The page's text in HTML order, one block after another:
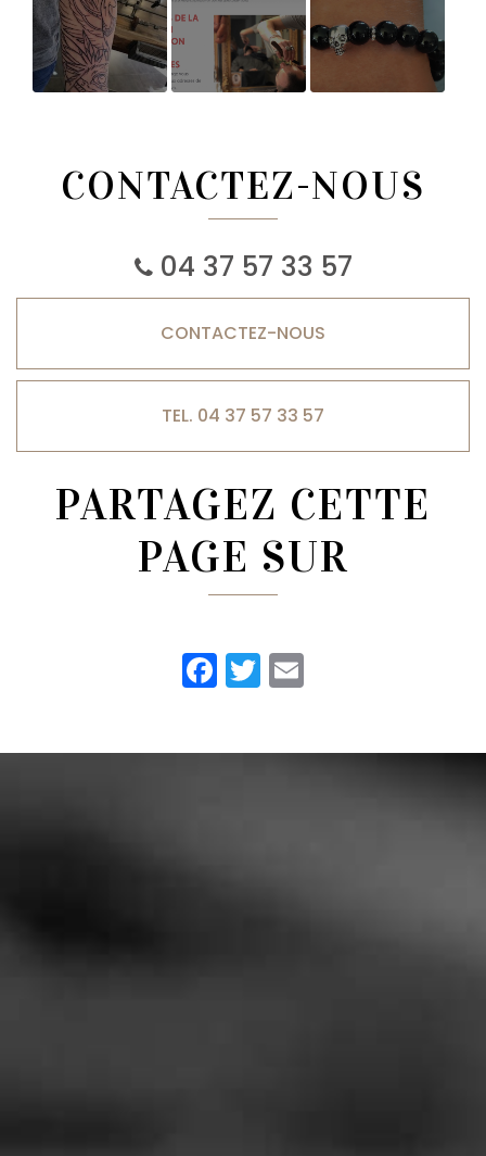
presse !
CONTACTEZ-NOUS
04 37 57 33 57
CONTACTEZ-NOUS
TEL. 04 37 57 33 57
PARTAGEZ CETTE
PAGE SUR
Facebook
Twitter